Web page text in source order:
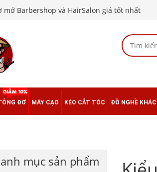
mở Barbershop và HairSalon giá tốt nhất
ĐƠ MÁY CẠO KÉO CẮT TÓC ĐỒ NGHỀ KHÁC
mục sản phẩm